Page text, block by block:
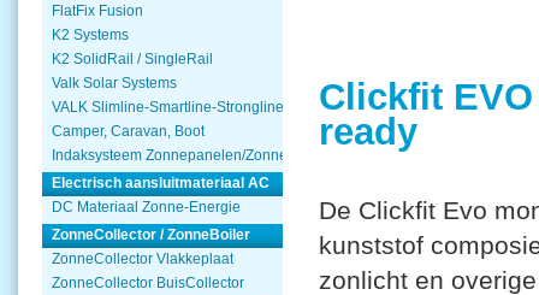
FlatFix Fusion
K2 Systems
K2 SolidRail / SingleRail
Valk Solar Systems
VALK Slimline-Smartline-Strongline
Camper, Caravan, Boot
Indaksysteem Zonnepanelen/Zonnecollector
Electrisch aansluitmateriaal AC
DC Materiaal Zonne-Energie
ZonneCollector / ZonneBoiler
ZonneCollector Vlakkeplaat
ZonneCollector BuisCollector
Clickfit
ready
De Clickfit Evo
kunststof
zonlicht en